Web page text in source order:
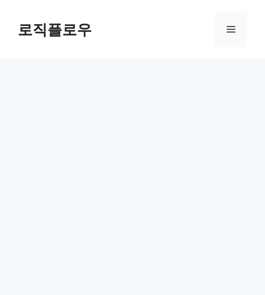
content로직플로우 Menu